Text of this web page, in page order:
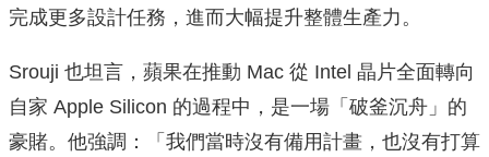
完成更多設計任務，進而大幅提升整體生產力。
Srouji 也坦言，蘋果在推動 Mac 從 Intel 晶片全面轉向
自家 Apple Silicon 的過程中，是一場「破釜沉舟」的
豪賭。他強調：「我們當時沒有備用計畫，也沒有打算